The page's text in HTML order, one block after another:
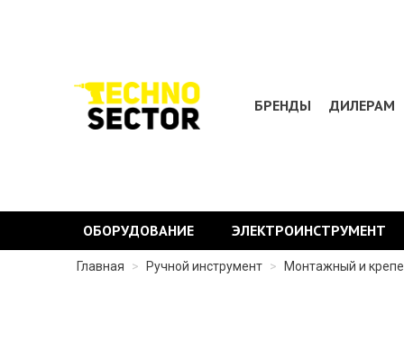
БРЕНДЫ ДИЛЕРАМ
ОБОРУДОВАНИЕ ЭЛЕКТРОИНСТРУМЕНТ
Главная > Ручной инструмент > Монтажный и